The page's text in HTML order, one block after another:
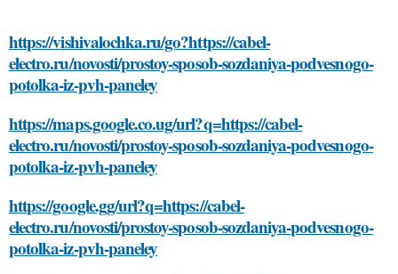
https://vishivalochka.ru/go?https://cabel-
electro.ru/novosti/prostoy-sposob-sozdaniya-podvesnogo-
potolka-iz-pvh-paneley
https://maps.google.co.ug/url?q=https://cabel-
electro.ru/novosti/prostoy-sposob-sozdaniya-podvesnogo-
potolka-iz-pvh-paneley
https://google.gg/url?q=https://cabel-
electro.ru/novosti/prostoy-sposob-sozdaniya-podvesnogo-
potolka-iz-pvh-paneley